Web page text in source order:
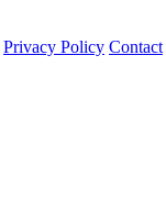
Privacy Policy Contact